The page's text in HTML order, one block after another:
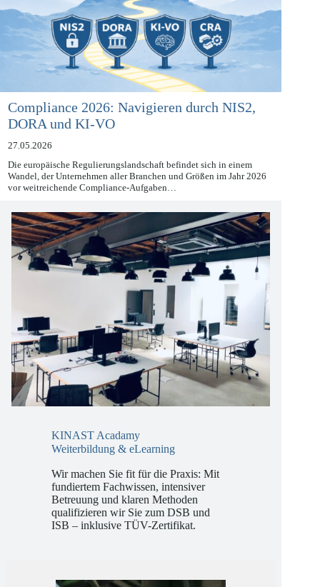
Compliance 2026: Navigieren durch NIS2,
DORA und KI-VO
27.05.2026
Die europäische Regulierungslandschaft befindet sich in einem
Wandel, der Unternehmen aller Branchen und Größen im Jahr 2026
KINAST Acadamy
Wir machen Sie fit für die Praxis: Mit
fundiertem Fachwissen, intensiver
Betreuung und klaren Methoden
qualifizieren wir Sie zum DSB und